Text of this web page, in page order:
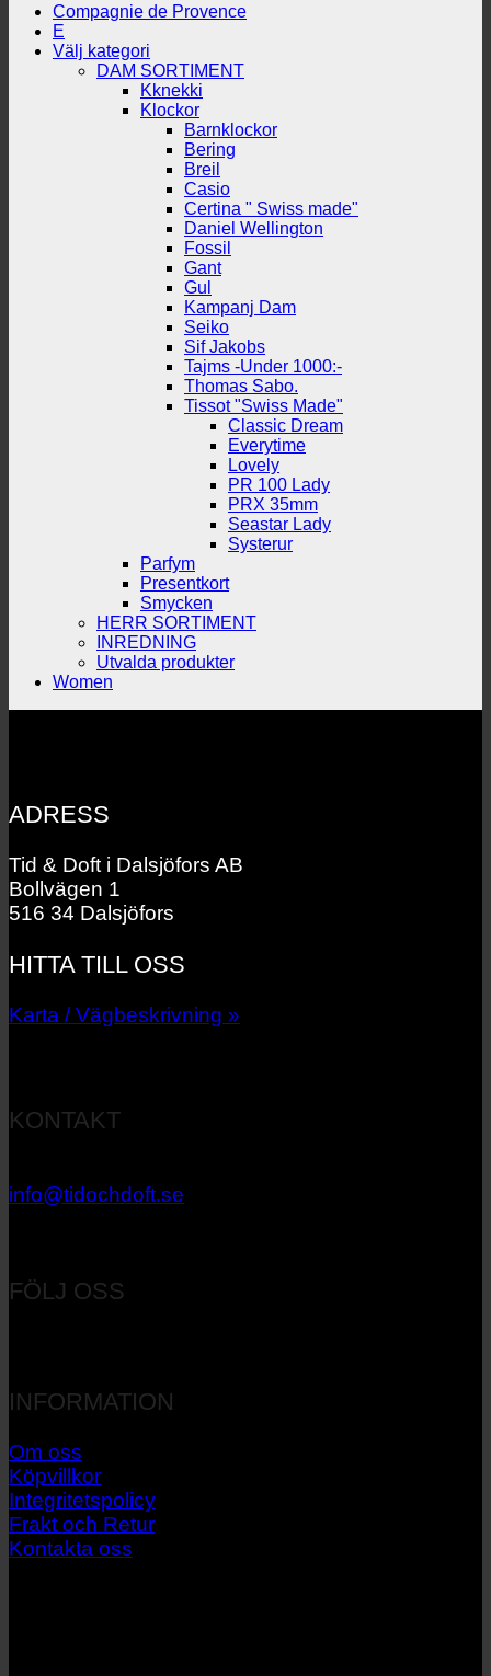
Compagnie de Provence
E
Välj kategori
DAM SORTIMENT
Kknekki
Klockor
Barnklockor
Bering
Breil
Casio
Certina " Swiss made"
Daniel Wellington
Fossil
Gant
Gul
Kampanj Dam
Seiko
Sif Jakobs
Tajms -Under 1000:-
Thomas Sabo.
Tissot "Swiss Made"
Classic Dream
Everytime
Lovely
PR 100 Lady
PRX 35mm
Seastar Lady
Systerur
Parfym
Presentkort
Smycken
HERR SORTIMENT
INREDNING
Utvalda produkter
Women
ADRESS
Tid & Doft i Dalsjöfors AB
Bollvägen 1
516 34 Dalsjöfors
HITTA TILL OSS
Karta / Vägbeskrivning »
KONTAKT
info@tidochdoft.se
FÖLJ OSS
INFORMATION
Om oss
Köpvillkor
Integritetspolicy
Frakt och Retur
Kontakta oss